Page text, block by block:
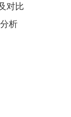
对比
析